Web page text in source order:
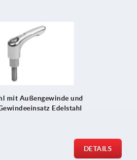
mit Außengewinde und
Edelstahl
DETAILS